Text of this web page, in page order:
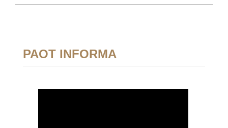
PAOT INFORMA